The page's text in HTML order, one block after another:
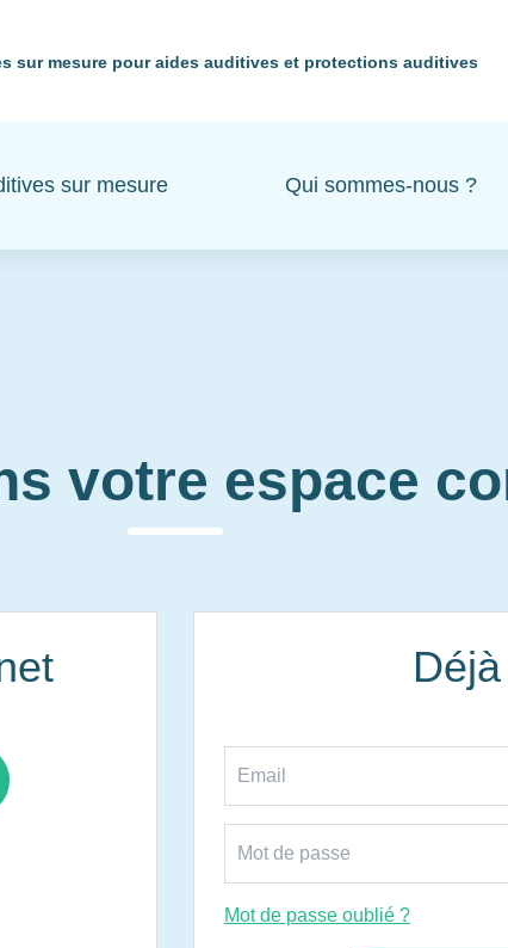
sur mesure pour aides auditives et protections auditives
sur mesure Qui sommes-nous ?
votre espace
Mot de passe oublié ?